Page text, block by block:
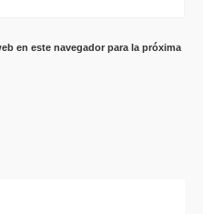
en este navegador para la próxima